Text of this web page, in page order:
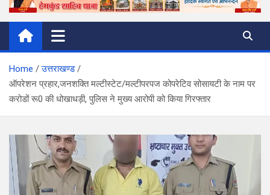
Home
उत्तराखण्ड
ऑपरेशन प्रहार,जनशक्ति मल्टीस्टेट/मल्टीपरपज कोपरेटिव सोसायटी के नाम पर
करोडों रू0 की धोखाधड़ी, पुलिस ने मुख्य आरोपी को किया गिरफ्तार